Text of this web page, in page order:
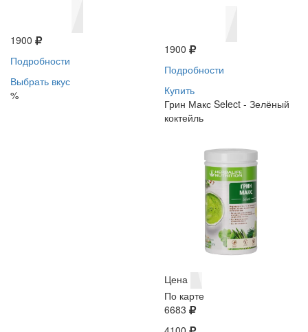
1900
Подробности
Выбрать вкус
%
1900
Подробности
Купить
Грин Макс Select - Зелёный
коктейль
Цена
По карте
6683